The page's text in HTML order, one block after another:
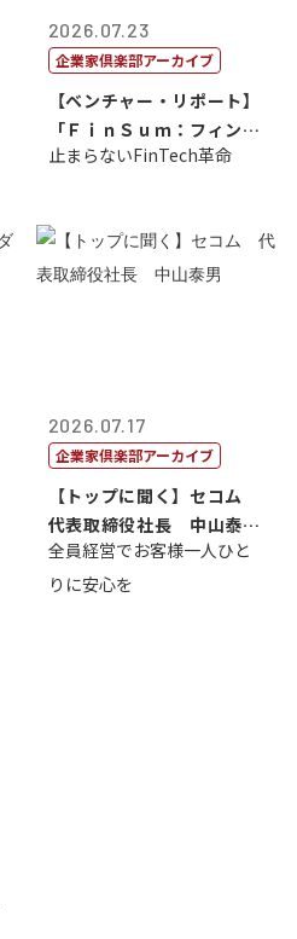
2026.07.23
企業家倶楽部アーカイブ
【ベンチャー・リポート】
「ＦｉｎＳｕｍ：フィンテ
ック・サミッ...
止まらないFinTech革命
2026.07.17
企業家倶楽部アーカイブ
【トップに聞く】セコム
代表取締役社長 中山泰
男
全員経営でお客様一人ひと
りに安心を